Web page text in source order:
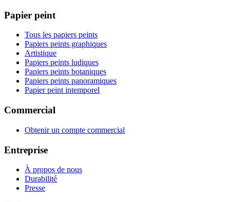
Papier peint
Tous les papiers peints
Papiers peints graphiques
Artistique
Papiers peints ludiques
Papiers peints botaniques
Papiers peints panoramiques
Papier peint intemporel
Commercial
Obtenir un compte commercial
Entreprise
À propos de nous
Durabilité
Presse